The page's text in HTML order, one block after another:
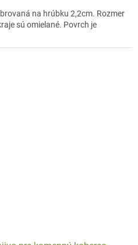
na hrúbku 2,2cm. Rozmer
sú omielané. Povrch je